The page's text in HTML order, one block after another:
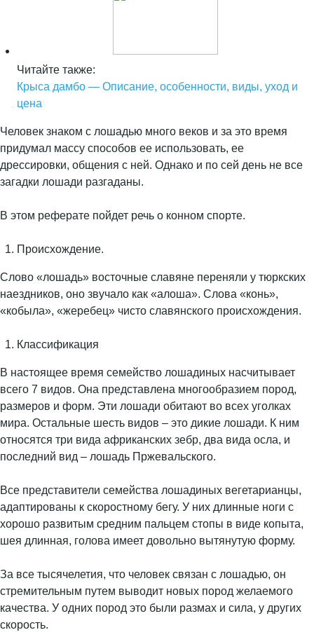
Читайте также:
Крыса дамбо — Описание, особенности, виды, уход и
цена
Человек знаком с лошадью много веков и за это время
придумал массу способов ее использовать, ее
дрессировки, общения с ней. Однако и по сей день не все
загадки лошади разгаданы.
В этом реферате пойдет речь о конном спорте.
Происхождение.
Слово «лошадь» восточные славяне переняли у тюркских
наездников, оно звучало как «алоша». Слова «конь»,
«кобыла», «жеребец» чисто славянского происхождения.
Классификация
В настоящее время семейство лошадиных насчитывает
всего 7 видов. Она представлена многообразием пород,
размеров и форм. Эти лошади обитают во всех уголках
мира. Остальные шесть видов – это дикие лошади. К ним
относятся три вида африканских зебр, два вида осла, и
последний вид – лошадь Пржевальского.
Все представители семейства лошадиных вегетарианцы,
адаптированы к скоростному бегу. У них длинные ноги с
хорошо развитым средним пальцем стопы в виде копыта,
шея длинная, голова имеет довольно вытянутую форму.
За все тысячелетия, что человек связан с лошадью, он
стремительным путем выводит новых пород желаемого
качества. У одних пород это были размах и сила, у других
скорость.